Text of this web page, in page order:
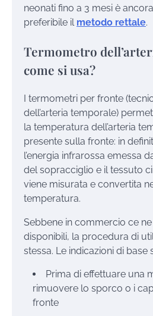
neonati fino a 3 mesi è
preferibile il metodo rettale.
Termometro
come si usa?
I termometri per fronte
dell’arteria temporale)
la temperatura dell’arteria
presente sulla fronte: in
l’energia infrarossa emessa
del sopracciglio e il tessuto
viene misurata e convertita
temperatura.
Sebbene in commercio ce
disponibili, la procedura di
stessa. Le indicazioni di base
Prima di effettuare una
rimuovere lo sporco o i
fronte